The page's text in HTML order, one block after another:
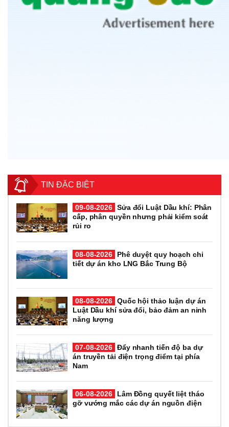
TIN ĐẶC BIỆT
09-08-2026 Sửa đổi Luật Dầu khí: Phân
cấp, phân quyền nhưng phải kiểm soát
rủi ro
08-08-2026
Phê duyệt quy hoạch chi
tiết dự án kho LNG Bắc Trung Bộ
08-08-2026 Quốc hội thảo luận dự án
Luật Dầu khí sửa đổi, bảo đảm an ninh
năng lượng
07-08-2026 Đẩy nhanh tiến độ ba dự
án truyền tải điện trọng điểm tại phía
Nam
06-08-2026
Lâm Đồng quyết liệt tháo
gỡ vướng mắc các dự án nguồn điện